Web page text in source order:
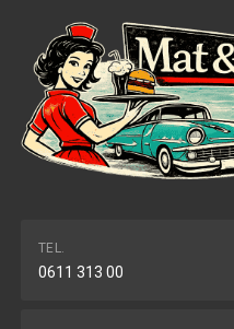
TEL.
0611 313 00